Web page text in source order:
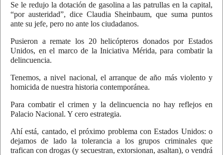
Se le redujo la dotación de gasolina a las patrullas en la capital,
“por austeridad”, dice Claudia Sheinbaum, que suma puntos
ante su jefe, pero no ante los ciudadanos.
Pusieron a remate los 20 helicópteros donados por Estados
Unidos, en el marco de la Iniciativa Mérida, para combatir la
delincuencia.
Tenemos, a nivel nacional, el arranque de año más violento y
homicida de nuestra historia contemporánea.
Para combatir el crimen y la delincuencia no hay reflejos en
Palacio Nacional. Y cero estrategia.
Ahí está, cantado, el próximo problema con Estados Unidos: o
dejamos de lado la tolerancia a los grupos criminales que
trafican con drogas (y secuestran, extorsionan, asaltan), o vendrá